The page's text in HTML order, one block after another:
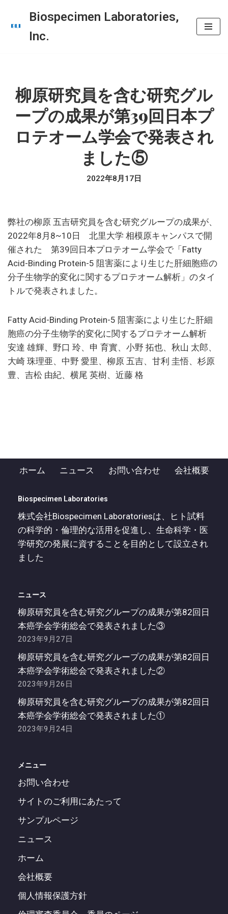
コ
へ
Biospecimen Laboratories,
Inc.
柳原研究員を含む研究グル
ープの成果が第39回日本プ
ロテオーム学会で発表され
ました⑤
2022年8月17日
弊社の柳原 五吉研究員を含む研究グループの成果が、
2022年8月8~10日 北里大学 相模原キャンパスで開
催された 第39回日本プロテオーム学会で「Fatty
Acid-Binding Protein-5 阻害薬により生じた肝細胞癌の
分子生物学的変化に関するプロテオーム解析」のタイ
トルで発表されました。
Fatty Acid-Binding Protein-5 阻害薬により生じた肝細
胞癌の分子生物学的変化に関するプロテオーム解析
安達 雄輝、野口 玲、申 育實、小野 拓也、秋山 太郎、
大崎 珠理亜、中野 愛里、柳原 五吉、甘利 圭悟、杉原
豊、吉松 由紀、横尾 英樹、近藤 格
ホーム ニュース お問い合わせ 会社概要
Biospecimen Laboratories
株式会社Biospecimen Laboratoriesは、ヒト試料
の科学的・倫理的な活用を促進し、生命科学・医
学研究の発展に資することを目的として設立され
ました
ニュース
柳原研究員を含む研究グループの成果が第82回日
本癌学会学術総会で発表されました③
2023年9月27日
柳原研究員を含む研究グループの成果が第82回日
本癌学会学術総会で発表されました②
2023年9月26日
柳原研究員を含む研究グループの成果が第82回日
本癌学会学術総会で発表されました①
2023年9月24日
メニュー
お問い合わせ
サイトのご利用にあたって
サンプルページ
ニュース
ホーム
会社概要
個人情報保護方針